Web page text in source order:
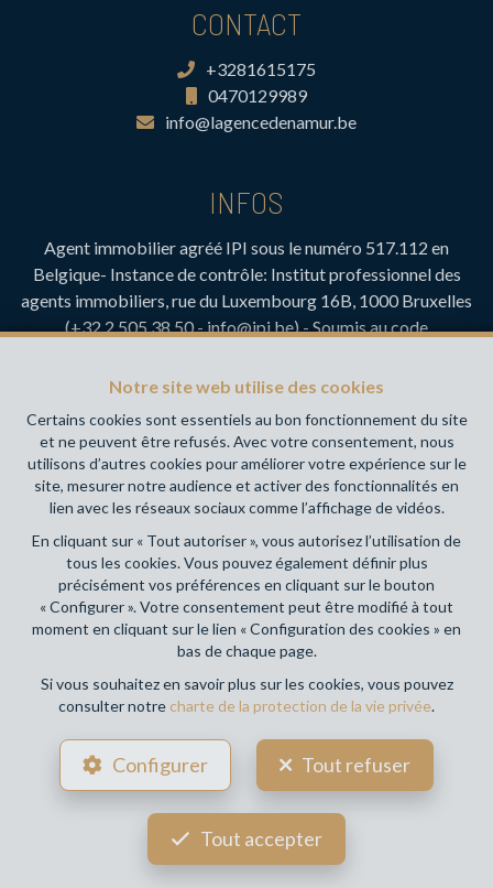
Notre site web utilise des cookies
Certains cookies sont essentiels au bon fonctionnement du site
et ne peuvent être refusés. Avec votre consentement, nous
utilisons d’autres cookies pour améliorer votre expérience sur le
site, mesurer notre audience et activer des fonctionnalités en
lien avec les réseaux sociaux comme l’affichage de vidéos.
En cliquant sur « Tout autoriser », vous autorisez l’utilisation de
tous les cookies. Vous pouvez également définir plus
précisément vos préférences en cliquant sur le bouton
« Configurer ». Votre consentement peut être modifié à tout
moment en cliquant sur le lien « Configuration des cookies » en
bas de chaque page.
Si vous souhaitez en savoir plus sur les cookies, vous pouvez
consulter notre charte de la protection de la vie privée.
Configurer Tout refuser
Tout accepter
CONTACT
+3281615175
0470129989
info@lagencedenamur.be
INFOS
Agent immobilier agréé IPI sous le numéro 517.112 en
Belgique- Instance de contrôle: Institut professionnel des
agents immobiliers, rue du Luxembourg 16B, 1000 Bruxelles
(+32 2 505 38 50 - info@ipi.be) - Soumis aucode
RC professionnelle et cautionnement via AXA Belgium SA,
Couverture valable pour les activités réalisées en Belgique
Votre agence immobilière de référence sur Namur et en
Wallonie !
Conditions générales d'utilisation du site
Charte de la protection de la vie privée
Configuration des cookies
POWERED BY
DESIGNED AND DEVELOPED BY
WEBULOUS.IMMO